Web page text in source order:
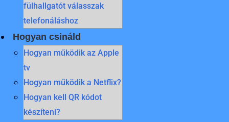
fülhallgatót válasszak
telefonáláshoz
Hogyan csináld
Hogyan működik az Apple
tv
Hogyan működik a Netflix?
Hogyan kell QR kódot
készíteni?